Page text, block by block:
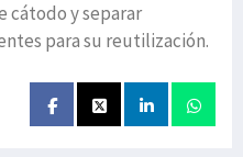
cátodo y separar
para su reutilización.